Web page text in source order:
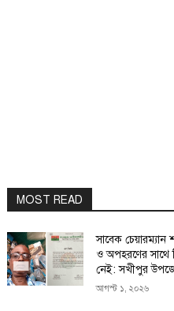
MOST READ
সাবেক চেয়ারম্যান
ও অপহরণের সাথে
নেই: সখীপুর
আগস্ট ১, ২০২৬